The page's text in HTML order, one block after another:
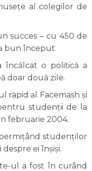
al colegilor de
succes – cu 450 de
bun început.
încălcat o politică a
doar două zile.
rapid al Facemash și
studenții de la
februarie 2004.
studenților
ei înșiși.
ul a fost în curând